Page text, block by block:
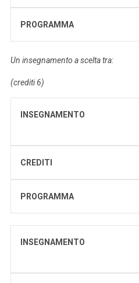
PROGRAMMA
Un insegnamento a scelta tra:
(crediti 6)
INSEGNAMENTO
CREDITI
PROGRAMMA
INSEGNAMENTO